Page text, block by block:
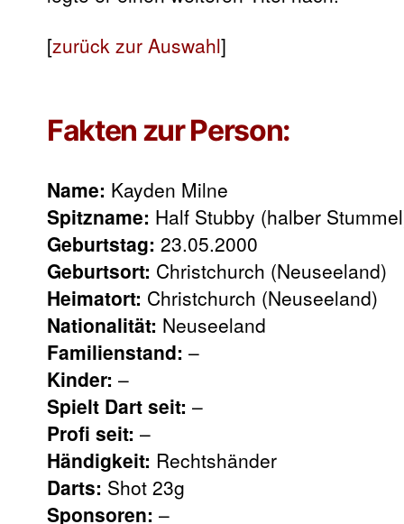
[zurück zur Auswahl]
Fakten zur Person:
Name: Kayden Milne
Spitzname: Half Stubby (halber
Geburtstag: 23.05.2000
Geburtsort: Christchurch (Neuseeland)
Heimatort: Christchurch (Neuseeland)
Nationalität: Neuseeland
Familienstand: –
Kinder: –
Spielt Dart seit: –
Profi seit: –
Händigkeit: Rechtshänder
Darts: Shot 23g
Sponsoren: –